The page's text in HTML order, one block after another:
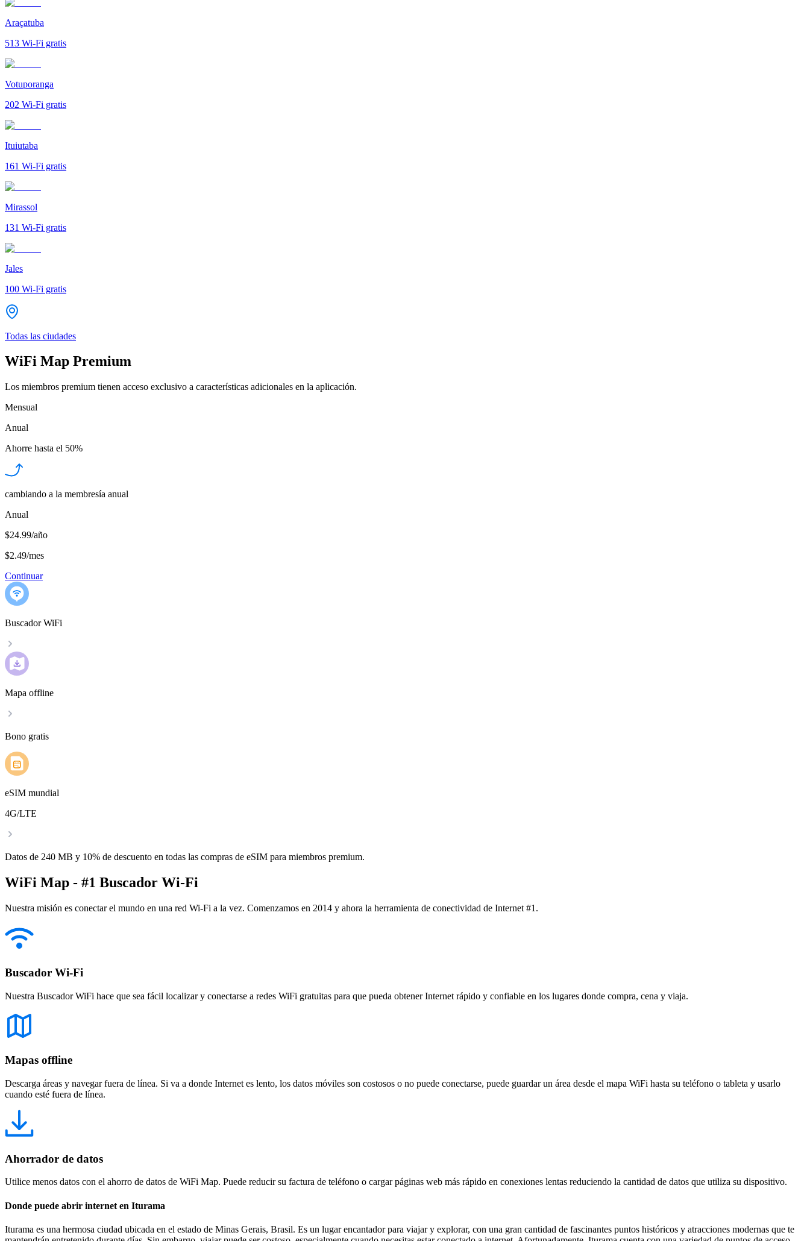
Araçatuba
513 Wi-Fi gratis
Votuporanga
202 Wi-Fi gratis
Ituiutaba
161 Wi-Fi gratis
Mirassol
131 Wi-Fi gratis
Jales
100 Wi-Fi gratis
Todas las ciudades
WiFi Map Premium
Los miembros premium tienen acceso exclusivo a características adicionales en la aplicación.
Mensual
Anual
Ahorre hasta el 50%
cambiando a la membresía anual
Anual
$24.99/año
$2.49/mes
Continuar
Buscador WiFi
Mapa offline
Bono gratis
eSIM mundial
4G/LTE
Datos de 240 MB y 10% de descuento en todas las compras de eSIM para miembros premium.
WiFi Map - #1 Buscador Wi-Fi
Nuestra misión es conectar el mundo en una red Wi-Fi a la vez. Comenzamos en 2014 y ahora la herramienta de conectividad de Internet #1.
Buscador Wi-Fi
Nuestra Buscador WiFi hace que sea fácil localizar y conectarse a redes WiFi gratuitas para que pueda obtener Internet rápido y confiable en los lugares donde compra, cena y viaja.
Mapas offline
Descarga áreas y navegar fuera de línea. Si va a donde Internet es lento, los datos móviles son costosos o no puede conectarse, puede guardar un área desde el mapa WiFi hasta su teléfono o tableta y usarlo
cuando esté fuera de línea.
Ahorrador de datos
Utilice menos datos con el ahorro de datos de WiFi Map. Puede reducir su factura de teléfono o cargar páginas web más rápido en conexiones lentas reduciendo la cantidad de datos que utiliza su dispositivo.
Donde puede abrir internet en Iturama
Iturama es una hermosa ciudad ubicada en el estado de Minas Gerais, Brasil. Es un lugar encantador para viajar y explorar, con una gran cantidad de fascinantes puntos históricos y atracciones modernas que te